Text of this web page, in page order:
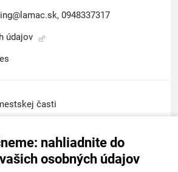
nahliadnite do
osobných údajov
0948337317
údajov
časti
úradu